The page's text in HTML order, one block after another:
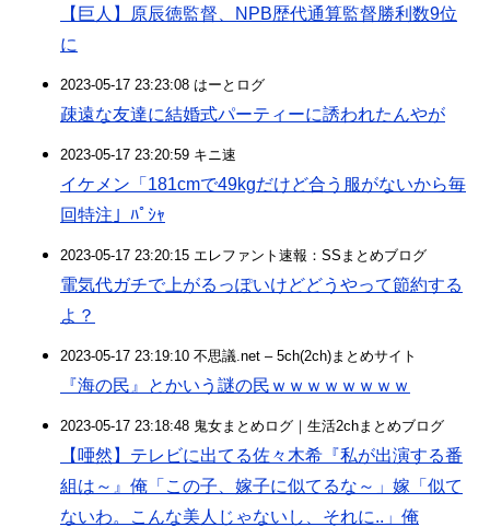
【巨人】原辰徳監督、NPB歴代通算監督勝利数9位
に
2023-05-17 23:23:08 はーとログ
疎遠な友達に結婚式パーティーに誘われたんやが
2023-05-17 23:20:59 キニ速
イケメン「181cmで49kgだけど合う服がないから毎
回特注」ﾊﾟｼｬ
2023-05-17 23:20:15 エレファント速報：SSまとめブログ
電気代ガチで上がるっぽいけどどうやって節約する
よ？
2023-05-17 23:19:10 不思議.net – 5ch(2ch)まとめサイト
『海の民』とかいう謎の民ｗｗｗｗｗｗｗｗ
2023-05-17 23:18:48 鬼女まとめログ｜生活2chまとめブログ
【唖然】テレビに出てる佐々木希『私が出演する番
組は～』俺「この子、嫁子に似てるな～」嫁「似て
ないわ。こんな美人じゃないし、それに..」俺